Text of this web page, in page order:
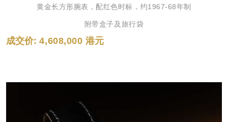
黄金长方形腕表，配红色时标，约1967-68年制
附带盒子及旅行袋
成交价: 4,608,000 港元